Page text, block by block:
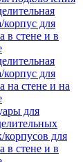
корпус для
в стене и в
корпус для
на стене и на
для
корпусов для
в стене и в